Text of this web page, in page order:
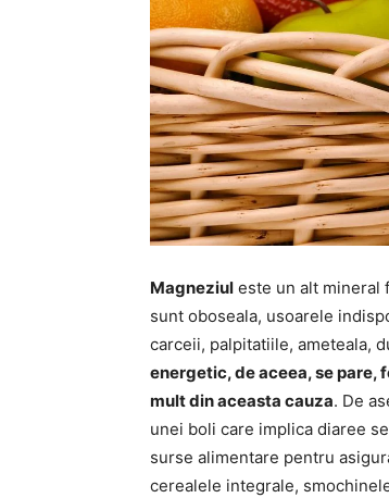
Magneziul este un alt mineral
sunt oboseala, usoarele
carceii, palpitatiile, ameteala,
energetic, de aceea, se pare,
mult din aceasta cauza. De
unei boli care implica diaree
surse alimentare pentru
cerealele integrale,